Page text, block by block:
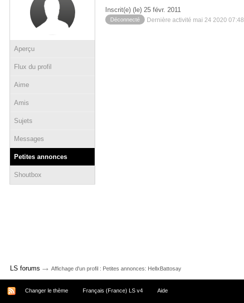
Aperçu
Flux du profil
Aime
Amis
Sujets
Messages
Petites annonces
Shoutbox
Inscrit(e) (le) 25 févr. 2011
Déconnecté Dernière activité mai 24 2020 07:48
LS forums → Affichage d'un profil : Petites annonces: HellxBattosay
Changer le thème Français (France) LS v4 Aide